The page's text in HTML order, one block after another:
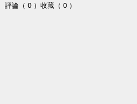
評論（ 0 ） 收藏（ 0 ）